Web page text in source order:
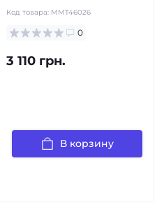
Код товара: MMT46026
0
3 110 грн.
В корзину